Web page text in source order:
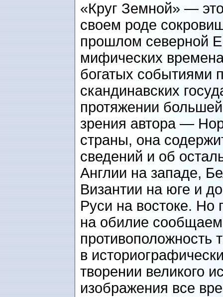
«Круг Земной» —
своем роде
прошлом северной
мифических
богатых событиями
скандинавских
протяжении
зрения автора —
страны, она
сведений и об
Англии на западе,
Византии на юге и
Руси на востоке. Но
на обилие
противоположность
в
творении великого
изображения все